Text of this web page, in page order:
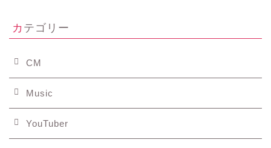
カテゴリー
CM
Music
YouTuber